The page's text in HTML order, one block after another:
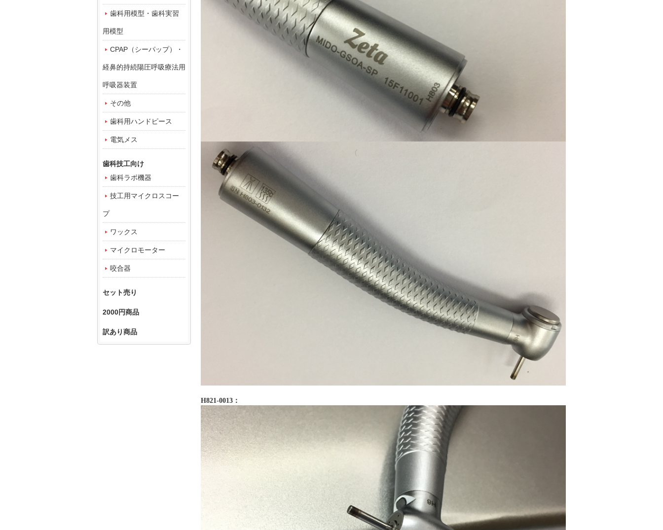
H821-0013：
歯科用模型・歯科実習
用模型
CPAP（シーパップ）・
経鼻的持続陽圧呼吸療法用
呼吸器装置
その他
歯科用ハンドピース
電気メス
歯科技工向け
歯科ラボ機器
技工用マイクロスコー
プ
ワックス
マイクロモーター
咬合器
セット売り
2000円商品
訳あり商品